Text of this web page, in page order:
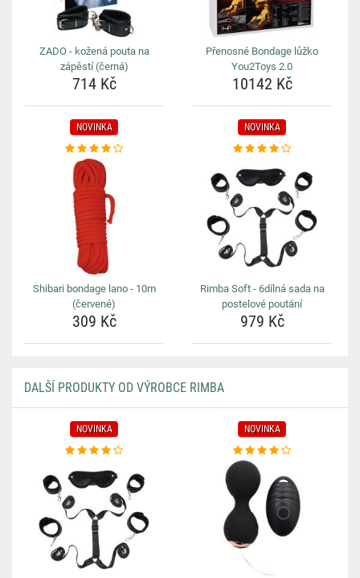
ZADO - kožená pouta na
zápěstí (černá)
714 Kč
Přenosné Bondage lůžko
You2Toys 2.0
10142 Kč
NOVINKA
Shibari bondage lano - 10m
(červené)
309 Kč
NOVINKA
Rimba Soft - 6dílná sada na
postelové poutání
979 Kč
DALŠÍ PRODUKTY OD VÝROBCE RIMBA
NOVINKA NOVINKA